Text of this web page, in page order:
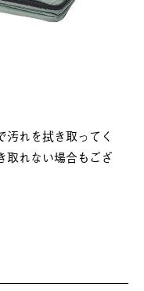
れを拭き取ってく
取れない場合もござ